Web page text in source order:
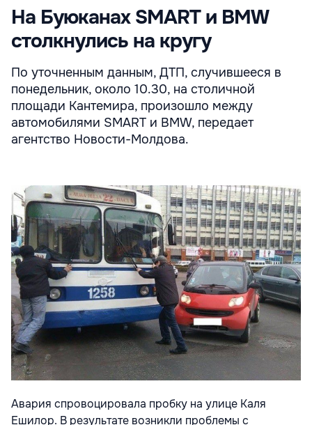
На Буюканах SMART и BMW
столкнулись на кругу
По уточненным данным, ДТП, случившееся в
понедельник, около 10.30, на столичной
площади Кантемира, произошло между
автомобилями SMART и BMW, передает
агентство Новости-Молдова.
Авария спровоцировала пробку на улице Каля
Ешилор. В результате возникли проблемы с